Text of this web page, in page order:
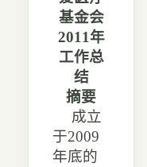
基金会
2011年
工作总
结
摘要
成立
于2009
年底的